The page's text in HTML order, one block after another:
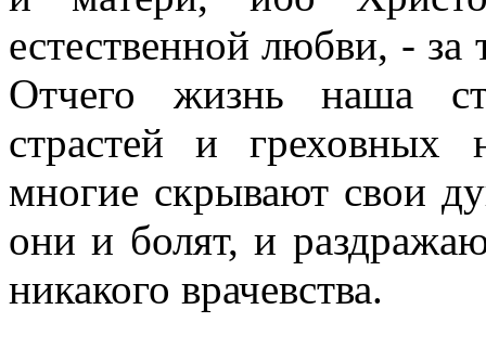
естественной любви, - за
Отчего жизнь наша
страстей и греховных
многие скрывают свои
они и болят, и
никакого врачевства.